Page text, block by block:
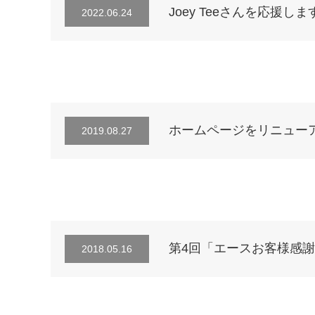
2022.06.24 Joey Teeさんを応援しま
2019.08.27 ホームページをリニュー
2018.05.16 第4回「エースお客様感謝